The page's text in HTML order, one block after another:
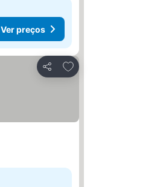
Ver preços
Partilhar
Adicionar aos favoritos